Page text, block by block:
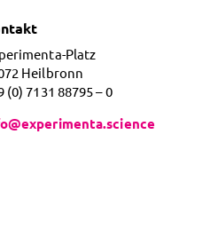
Platz
Heilbronn
(0) 7131 88795 – 0